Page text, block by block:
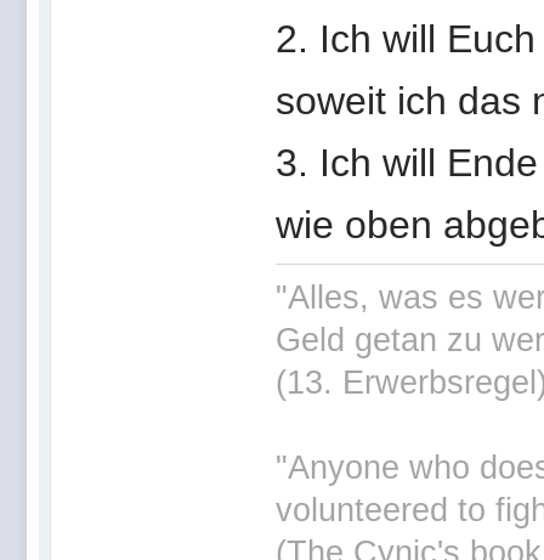
2. Ich will
soweit ich das
3. Ich will
wie oben
"Alles, was es
Geld getan zu
(13.
"Anyone who
volunteered to
(The Cynic's